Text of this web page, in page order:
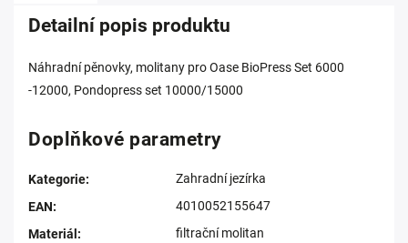
Detailní popis produktu
Náhradní pěnovky, molitany pro Oase BioPress Set 6000
-12000, Pondopress set 10000/15000
Doplňkové parametry
Kategorie:
Zahradní jezírka
EAN:
4010052155647
Materiál : filtrační molitan